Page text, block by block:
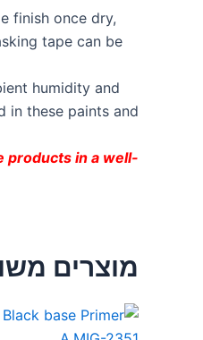
finish once dry,
tape can be
humidity and
in these paints and
products in a well-
מוצרים